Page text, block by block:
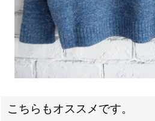
こちらもオススメです。